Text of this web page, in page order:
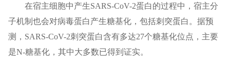
在宿主细胞中产生SARS-CoV-2蛋白的过程中，宿主分
子机制也会对病毒蛋白产生糖基化，包括刺突蛋白。据预
测，SARS-CoV-2刺突蛋白含有多达27个糖基化位点，主要
是N-糖基化，其中大多数已得到证实。